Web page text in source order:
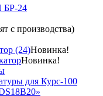
БР-24
с производства)
(24)Новинка!
Новинка!
для Курс-100